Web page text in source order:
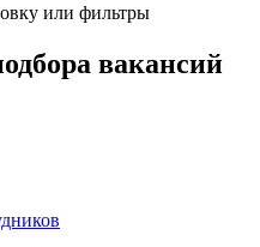
или фильтры
вакансий